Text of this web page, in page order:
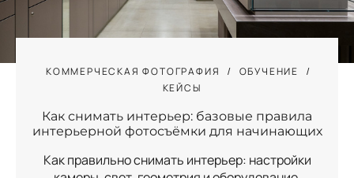
КОММЕРЧЕСКАЯ ФОТОГРАФИЯ
ОБУЧЕНИЕ
КЕЙСЫ
Как снимать интерьер: базовые правила
интерьерной фотосъёмки для начинающих
Как правильно снимать интерьер: настройки